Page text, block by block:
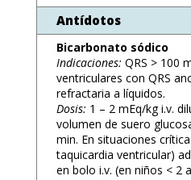
Antídotos
Bicarbonato sódico
Indicaciones: QRS > 100
ventriculares con QRS
refractaria a líquidos.
Dosis: 1 – 2 mEq/kg i.v.
volumen de suero
min. En situaciones
taquicardia ventricular)
en bolo i.v. (en niños < 2